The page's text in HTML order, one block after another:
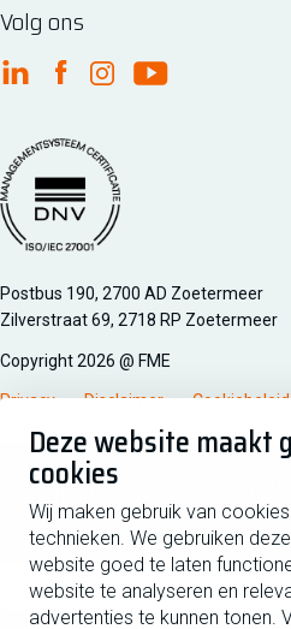
Deze website maakt
cookies
Wij maken gebruik van
technieken. We gebruiken
website goed te laten
website te analyseren en
advertenties te kunnen tonen.
Volg ons
FME Linkedin
FME Facebook
FME Instagram
FME Youtube
Managementsyteem
Postbus 190, 2700 AD Zoetermeer
Zilverstraat 69, 2718 RP Zoetermeer
Copyright 2026 @ FME
Privacy Disclaimer Cookiebeleid
Schrijf je in voor de
Voornaam